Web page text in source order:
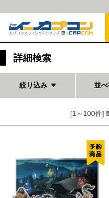
詳細検索
絞り込み 並べ
[1～100件]